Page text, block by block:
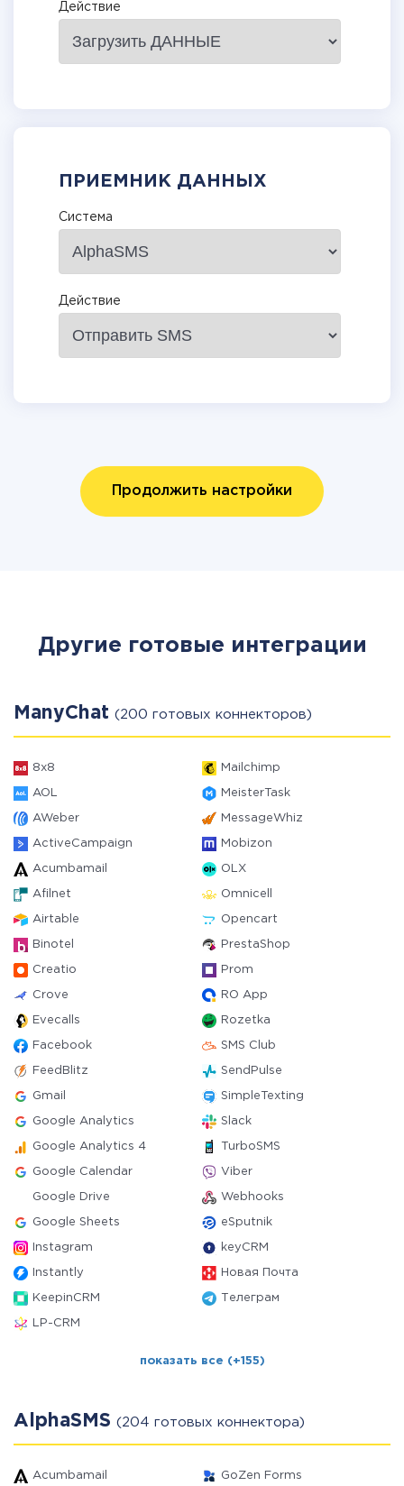
Действие
ПРИЕМНИК ДАННЫХ
Система
Действие
Продолжить настройки
Другие готовые интеграции
ManyChat (200 готовых коннекторов)
8x8 Mailchimp
AOL MeisterTask
AWeber MessageWhiz
ActiveCampaign Mobizon
Acumbamail OLX
Afilnet Omnicell
Airtable Opencart
Binotel PrestaShop
Creatio Prom
Crove RO App
Evecalls Rozetka
Facebook SMS Club
FeedBlitz SendPulse
Gmail SimpleTexting
Google Analytics Slack
Google Analytics 4 TurboSMS
Google Calendar Viber
Google Drive Webhooks
Google Sheets eSputnik
Instagram keyCRM
Instantly Новая Почта
KeepinCRM Телеграм
LP-CRM
показать все (+155)
AlphaSMS (204 готовых коннектора)
Acumbamail GoZen Forms